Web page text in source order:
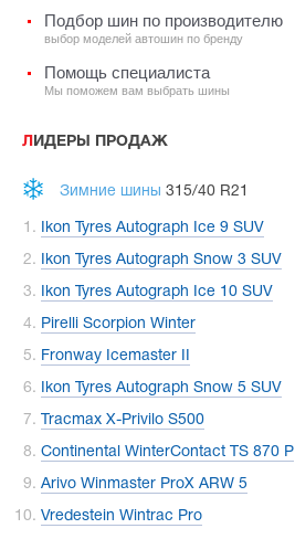
Подбор шин по производителю
выбор моделей автошин по бренду
Помощь специалиста
Мы поможем вам выбрать шины
ЛИДЕРЫ ПРОДАЖ
Зимние шины 315/40 R21
Ikon Tyres Autograph Ice 9 SUV
Ikon Tyres Autograph Snow 3 SUV
Ikon Tyres Autograph Ice 10 SUV
Pirelli Scorpion Winter
Fronway Icemaster II
Ikon Tyres Autograph Snow 5 SUV
Tracmax X-Privilo S500
Continental WinterContact TS 870 P
Arivo Winmaster ProX ARW 5
Vredestein Wintrac Pro